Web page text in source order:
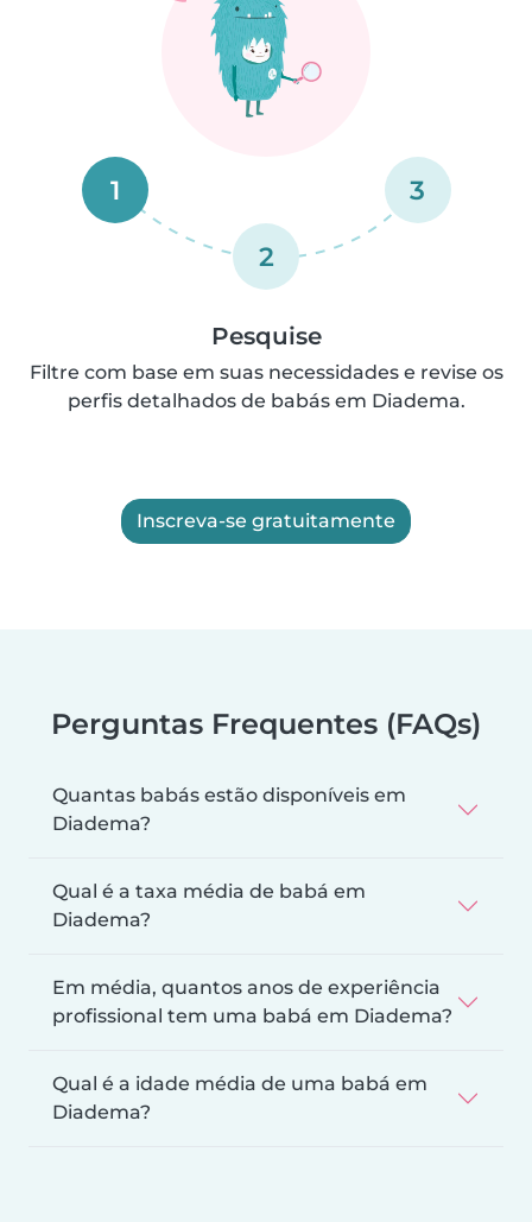
1
2
3
Pesquise
Filtre com base em suas necessidades e revise os
perfis detalhados de babás em Diadema.
Inscreva-se gratuitamente
Perguntas Frequentes (FAQs)
Quantas babás estão disponíveis em
Diadema?
Qual é a taxa média de babá em
Diadema?
Em média, quantos anos de experiência
profissional tem uma babá em Diadema?
Qual é a idade média de uma babá em
Diadema?